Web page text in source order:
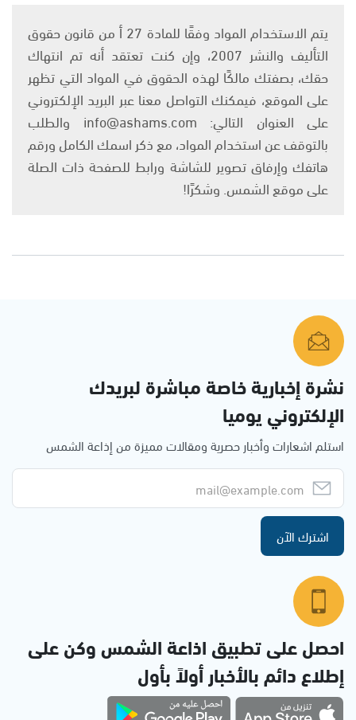
يتم الاستخدام المواد وفقًا للمادة 27 أ من قانون حقوق
التأليف والنشر 2007، وإن كنت تعتقد أنه تم انتهاك
حقك، بصفتك مالكًا لهذه الحقوق في المواد التي تظهر
على الموقع، فيمكنك التواصل معنا عبر البريد الإلكتروني
على العنوان التالي: info@ashams.com والطلب
بالتوقف عن استخدام المواد، مع ذكر اسمك الكامل ورقم
هاتفك وإرفاق تصوير للشاشة ورابط للصفحة ذات الصلة
على موقع الشمس. وشكرًا!
نشرة إخبارية خاصة مباشرة لبريدك
الإلكتروني يوميا
استلم اشعارات وأخبار حصرية ومقالات مميزة من إذاعة الشمس
اشترك الآن
احصل على تطبيق اذاعة الشمس وكن على
إطلاع دائم بالأخبار أولاً بأول